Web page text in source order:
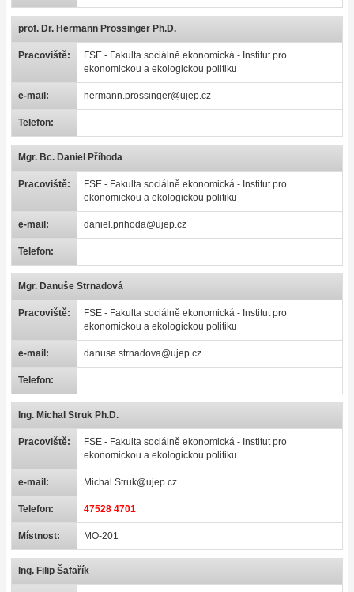
prof. Dr. Hermann Prossinger Ph.D.
Pracoviště:
FSE - Fakulta sociálně ekonomická - Institut pro
ekonomickou a ekologickou politiku
e-mail: hermann.prossinger@ujep.cz
Telefon:
Mgr. Bc. Daniel Příhoda
Pracoviště:
FSE - Fakulta sociálně ekonomická - Institut pro
ekonomickou a ekologickou politiku
e-mail: daniel.prihoda@ujep.cz
Telefon:
Mgr. Danuše Strnadová
Pracoviště:
FSE - Fakulta sociálně ekonomická - Institut pro
ekonomickou a ekologickou politiku
e-mail: danuse.strnadova@ujep.cz
Telefon:
Ing. Michal Struk Ph.D.
Pracoviště:
FSE - Fakulta sociálně ekonomická - Institut pro
ekonomickou a ekologickou politiku
e-mail: Michal.Struk@ujep.cz
Telefon: 47528 4701
Místnost: MO-201
Ing. Filip Šafařík